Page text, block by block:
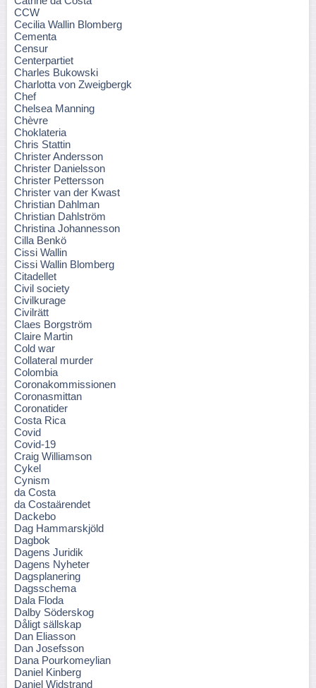
CCW
Cecilia Wallin Blomberg
Cementa
Censur
Centerpartiet
Charles Bukowski
Charlotta von Zweigbergk
Chef
Chelsea Manning
Chèvre
Choklateria
Chris Stattin
Christer Andersson
Christer Danielsson
Christer Pettersson
Christer van der Kwast
Christian Dahlman
Christian Dahlström
Christina Johannesson
Cilla Benkö
Cissi Wallin
Cissi Wallin Blomberg
Citadellet
Civil society
Civilkurage
Civilrätt
Claes Borgström
Claire Martin
Cold war
Collateral murder
Colombia
Coronakommissionen
Coronasmittan
Coronatider
Costa Rica
Covid
Covid-19
Craig Williamson
Cykel
Cynism
da Costa
da Costaärendet
Dackebo
Dag Hammarskjöld
Dagbok
Dagens Juridik
Dagens Nyheter
Dagsplanering
Dagsschema
Dala Floda
Dalby Söderskog
Dåligt sällskap
Dan Eliasson
Dan Josefsson
Dana Pourkomeylian
Daniel Kinberg
Daniel Widstrand